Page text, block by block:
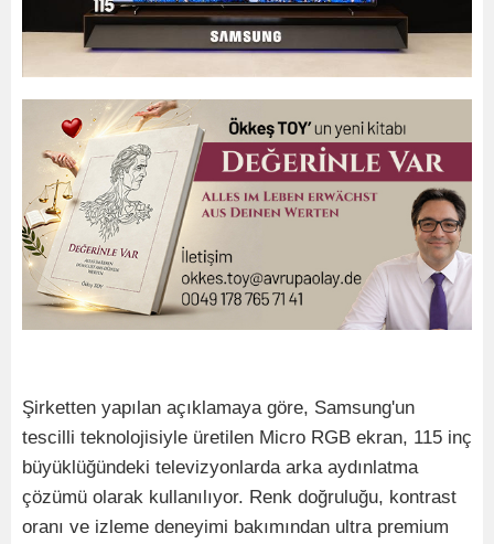
Şirketten yapılan açıklamaya göre, Samsung'un
tescilli teknolojisiyle üretilen Micro RGB ekran, 115 inç
büyüklüğündeki televizyonlarda arka aydınlatma
çözümü olarak kullanılıyor. Renk doğruluğu, kontrast
oranı ve izleme deneyimi bakımından ultra premium